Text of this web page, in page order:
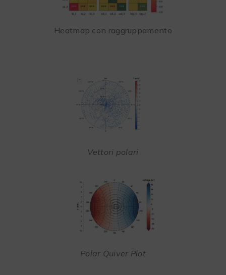
Heatmap con raggruppamento
Vettori polari
Polar Quiver Plot